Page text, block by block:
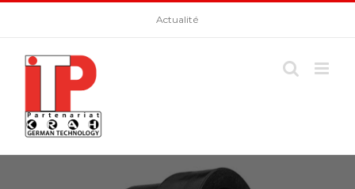
content
Actualité